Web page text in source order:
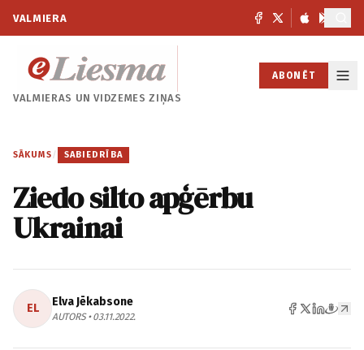
VALMIERA
VALMIERAS UNVIDZEMES ZIŅAS
ABONĒT
SĀKUMS / SABIEDRĪBA
Ziedo silto apģērbu
Ukrainai
EL Elva Jēkabsone
AUTORS • 03.11.2022.